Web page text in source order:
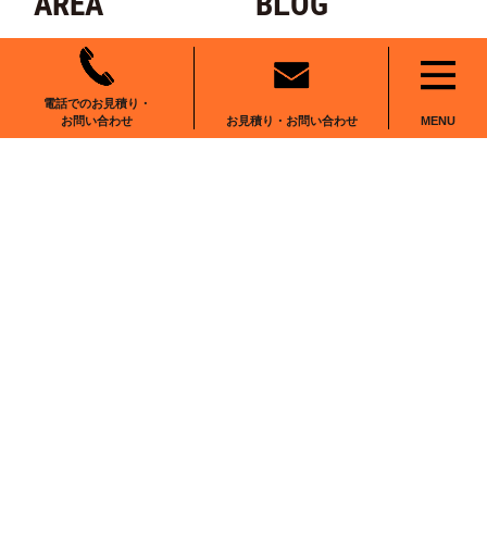
電話でのお見積り・
お問い合わせ
お見積り・お問い合わせ MENU
RECRUIT
NEWS
CONTACT